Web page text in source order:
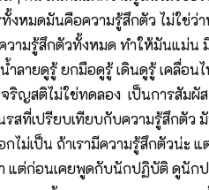
หมดมันคือความรู้สึกตัว ไม่ใช่ว่
วามรู้สึกตัวทั้งหมด ทำให้มันแม่
น้ำลายดูรู้ ยกมือดูรู้ เดินดูรู้ เค
ญสติไม่ใช่ทดลอง เป็นการสัมผั
ที่เปรียบเทียบกับความรู้สึกตัว มั
ไม่เป็น ถ้าเรามีความรู้สึกตัวน่ะ
แต่ก่อนเคยพูดกับนักปฏิบัติ ดูนัก